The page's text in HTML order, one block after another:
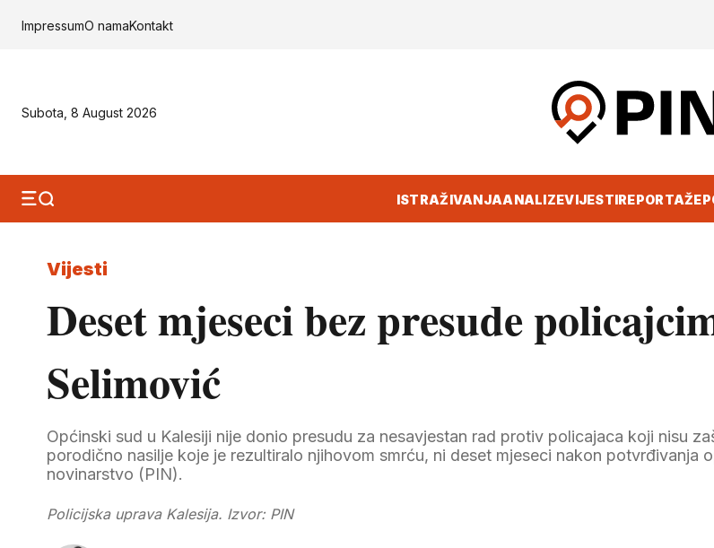
ImpressumO namaKontakt
Subota, 8 August 2026
ISTRAŽIVANJAANALIZEVIJESTIREPORTAŽE
Vijesti
Deset mjeseci bez presude
Selimović
Općinski sud u Kalesiji nije donio presudu za nesavjestan rad protiv policajaca koji nisu
porodično nasilje koje je rezultiralo njihovom smrću, ni deset mjeseci nakon
novinarstvo (PIN).
Policijska uprava Kalesija. Izvor: PIN